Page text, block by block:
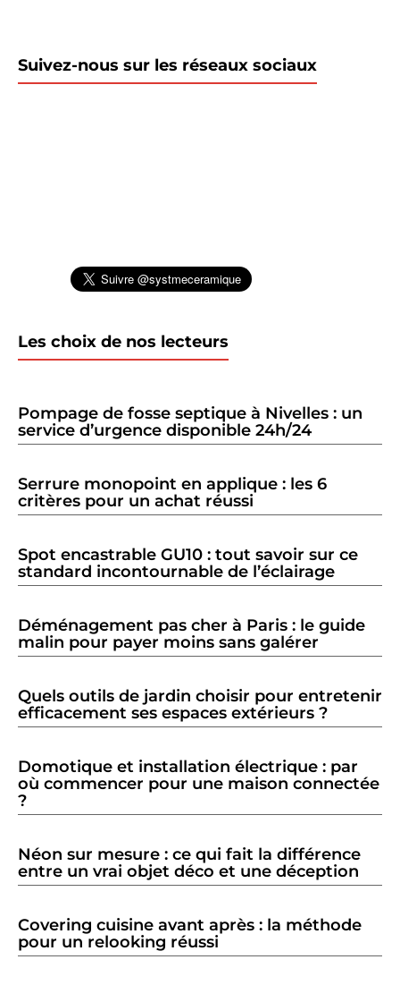
Suivez-nous sur les réseaux sociaux
Les choix de nos lecteurs
Pompage de fosse septique à Nivelles : un
service d’urgence disponible 24h/24
Serrure monopoint en applique : les 6
critères pour un achat réussi
Spot encastrable GU10 : tout savoir sur ce
standard incontournable de l’éclairage
Déménagement pas cher à Paris : le guide
malin pour payer moins sans galérer
Quels outils de jardin choisir pour entretenir
efficacement ses espaces extérieurs ?
Domotique et installation électrique : par
où commencer pour une maison connectée
?
Néon sur mesure : ce qui fait la différence
entre un vrai objet déco et une déception
Covering cuisine avant après : la méthode
pour un relooking réussi